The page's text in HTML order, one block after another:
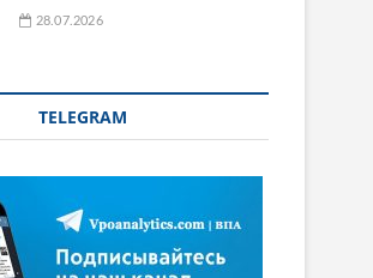
28.07.2026
TELEGRAM